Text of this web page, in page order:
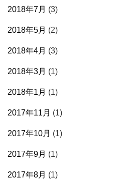
2018年7月 (3)
2018年5月 (2)
2018年4月 (3)
2018年3月 (1)
2018年1月 (1)
2017年11月 (1)
2017年10月 (1)
2017年9月 (1)
2017年8月 (1)